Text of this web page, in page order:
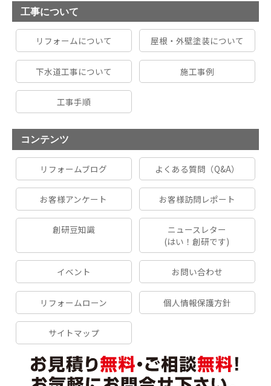
工事について
リフォームについて 屋根・外壁塗装について
下水道工事について 施工事例
工事手順
コンテンツ
リフォームブログ よくある質問（Q&A）
お客様アンケート お客様訪問レポート
創研豆知識
ニュースレター
(はい！創研です)
イベント お問い合わせ
リフォームローン 個人情報保護方針
サイトマップ